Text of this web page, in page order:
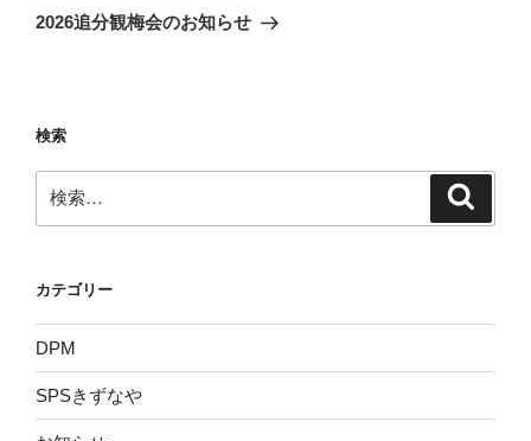
ゲ
ン
の
2026追分観梅会のお知らせ
検索
索:
カテゴリー
DPM
SPSきずなや